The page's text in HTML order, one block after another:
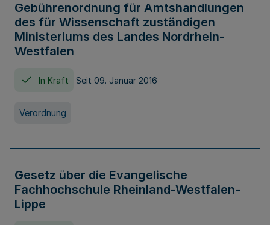
Gebührenordnung für Amtshandlungen
des für Wissenschaft zuständigen
Ministeriums des Landes Nordrhein-
Westfalen
In Kraft Seit 09. Januar 2016
Verordnung
Gesetz über die Evangelische
Fachhochschule Rheinland-Westfalen-
Lippe